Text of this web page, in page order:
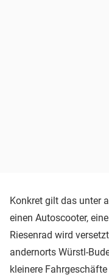
Konkret gilt das unter
einen Autoscooter,
Riesenrad wird
andernorts Würstl-
kleinere